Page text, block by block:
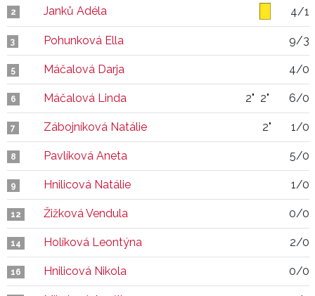
2 Janků Adéla 4/1
3 Pohunková Ella 9/3
5 Máčalová Darja 4/0
6 Máčalová Linda 2" 2" 6/0
7 Zábojníková Natálie 2" 1/0
8 Pavlíková Aneta 5/0
9 Hnilicová Natálie 1/0
12 Žižková Vendula 0/0
14 Holíková Leontýna 2/0
16 Hnilicová Nikola 0/0